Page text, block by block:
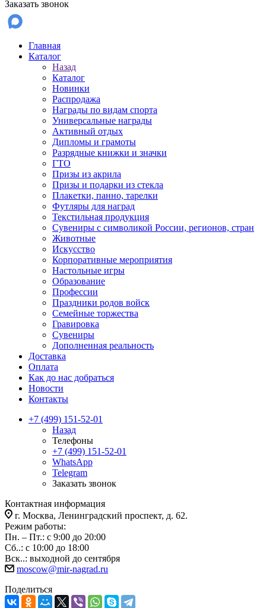
Заказать звонок
Главная
Каталог
Назад
Каталог
Новинки
Распродажа
Награды по видам спорта
Универсальные награды
Активный отдых
Дипломы и грамоты
Разрядные книжки и значки
ГТО
Призы из акрила
Призы и подарки из стекла
Плакетки, панно, тарелки
Футляры для наград
Текстильная продукция
Сувениры с символикой России, регионов, стран
Животные
Искусство
Корпоративные мероприятия
Настольные игры
Образование
Профессии
Праздники родов войск
Семейные торжества
Гравировка
Сувениры
Дополненная реальность
Доставка
Оплата
Как до нас добраться
Новости
Контакты
+7 (499) 151-52-01
Назад
Телефоны
+7 (499) 151-52-01
WhatsApp
Telegram
Заказать звонок
Контактная информация
г. Москва, Ленинградский проспект, д. 62.
Режим работы:
Пн. – Пт.: с 9:00 до 20:00
Сб..: с 10:00 до 18:00
Вск..: выходной до сентября
moscow@mir-nagrad.ru
Поделиться